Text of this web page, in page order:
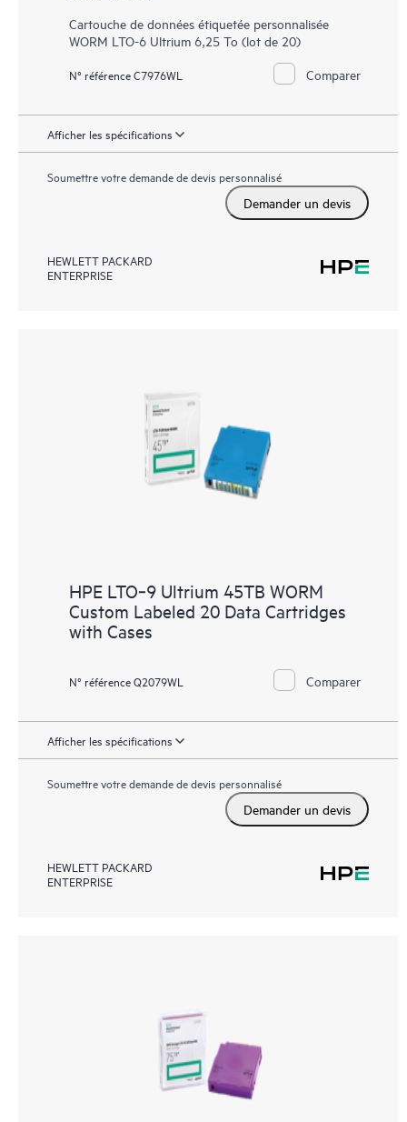
Cartouche de données étiquetée personnalisée
WORM LTO-6 Ultrium 6,25 To (lot de 20)
N° référence C7976WL Comparer
Afficher les spécifications
Soumettre votre demande de devis personnalisé
Demander un devis
HEWLETT PACKARD
ENTERPRISE
HPE LTO‑9 Ultrium 45TB WORM
Custom Labeled 20 Data Cartridges
with Cases
N° référence Q2079WL Comparer
Afficher les spécifications
Soumettre votre demande de devis personnalisé
Demander un devis
HEWLETT PACKARD
ENTERPRISE